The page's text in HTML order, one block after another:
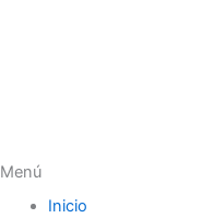
Menú
Inicio